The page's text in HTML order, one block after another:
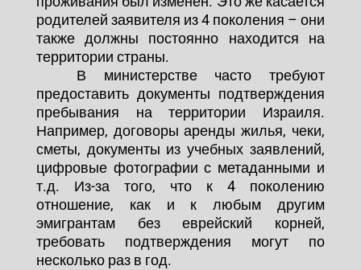
родителей заявителя из 4 поколения – они
также должны постоянно находится на
территории страны.
В министерстве часто требуют
предоставить документы подтверждения
пребывания на территории Израиля.
Например, договоры аренды жилья, чеки,
сметы, документы из учебных заявлений,
цифровые фотографии с метаданными и
т.д. Из-за того, что к 4 поколению
отношение, как и к любым другим
эмигрантам без еврейский корней,
требовать подтверждения могут по
несколько раз в год.